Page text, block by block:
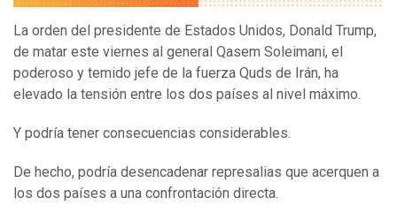
La orden del presidente de Estados Unidos, Donald Trump,
de matar este viernes al general Qasem Soleimani, el
poderoso y temido jefe de la fuerza Quds de Irán, ha
elevado la tensión entre los dos países al nivel máximo.
Y podría tener consecuencias considerables.
De hecho, podría desencadenar represalias que acerquen a
los dos países a una confrontación directa.